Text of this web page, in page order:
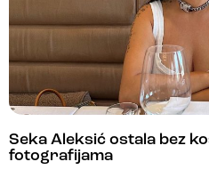
Seka Aleksić ostala bez
fotografijama